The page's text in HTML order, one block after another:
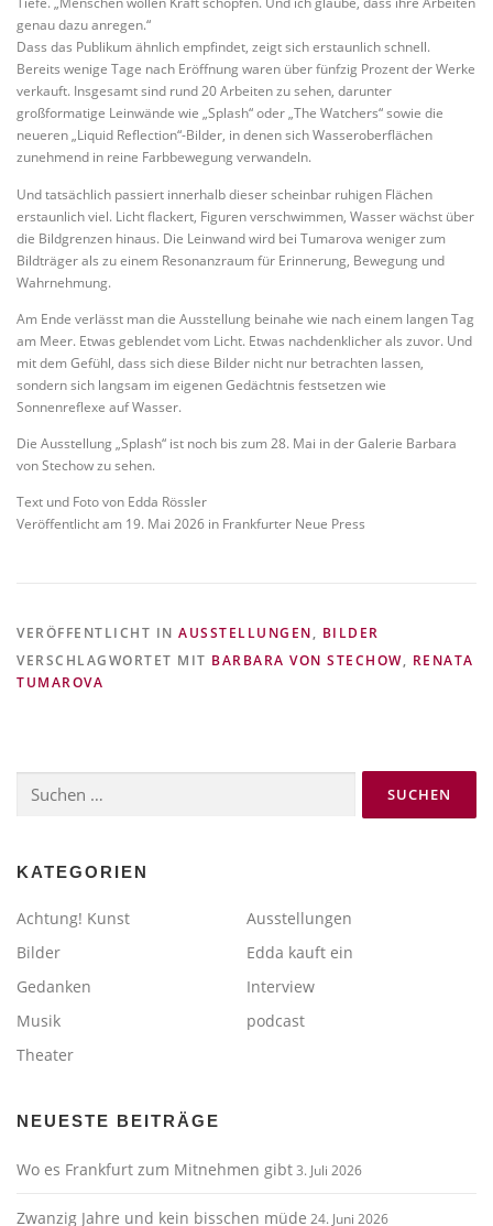
genau dazu anregen.“
Dass das Publikum ähnlich empfindet, zeigt sich erstaunlich schnell.
Bereits wenige Tage nach Eröffnung waren über fünfzig Prozent der Werke
verkauft. Insgesamt sind rund 20 Arbeiten zu sehen, darunter
großformatige Leinwände wie „Splash“ oder „The Watchers“ sowie die
neueren „Liquid Reflection“-Bilder, in denen sich Wasseroberflächen
zunehmend in reine Farbbewegung verwandeln.
Und tatsächlich passiert innerhalb dieser scheinbar ruhigen Flächen
erstaunlich viel. Licht flackert, Figuren verschwimmen, Wasser wächst über
die Bildgrenzen hinaus. Die Leinwand wird bei Tumarova weniger zum
Bildträger als zu einem Resonanzraum für Erinnerung, Bewegung und
Wahrnehmung.
Am Ende verlässt man die Ausstellung beinahe wie nach einem langen Tag
am Meer. Etwas geblendet vom Licht. Etwas nachdenklicher als zuvor. Und
mit dem Gefühl, dass sich diese Bilder nicht nur betrachten lassen,
sondern sich langsam im eigenen Gedächtnis festsetzen wie
Sonnenreflexe auf Wasser.
Die Ausstellung „Splash“ ist noch bis zum 28. Mai in der Galerie Barbara
von Stechow zu sehen.
Text und Foto von Edda Rössler
Veröffentlicht am 19. Mai 2026 in Frankfurter Neue Press
VERÖFFENTLICHT IN AUSSTELLUNGEN, BILDER
VERSCHLAGWORTET MIT BARBARA VON STECHOW, RENATA
TUMAROVA
nach:
KATEGORIEN
Achtung! Kunst
Ausstellungen
Bilder
Edda kauft ein
Gedanken
Interview
Musik
podcast
Theater
NEUESTE BEITRÄGE
Wo es Frankfurt zum Mitnehmen gibt3. Juli 2026
Zwanzig Jahre und kein bisschen müde 24. Juni 2026